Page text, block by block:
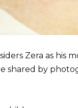
Zera as his
shared by